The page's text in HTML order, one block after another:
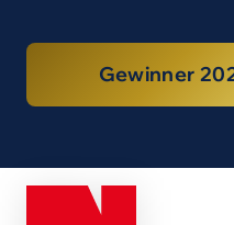
Gewinner